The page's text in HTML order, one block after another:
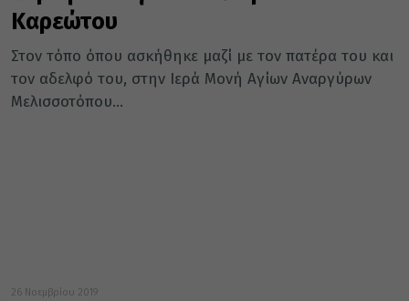
Καρεώτου
Στον τόπο όπου ασκήθηκε μαζί με τον πατέρα του και
τον αδελφό του, στην Ιερά Μονή Αγίων Αναργύρων
Μελισσοτόπου...
26 Νοεμβρίου 2019